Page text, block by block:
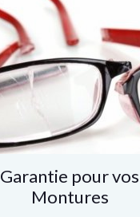
Garantie pour vos
Montures